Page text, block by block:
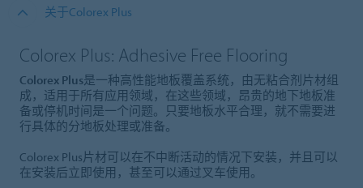
关于Colorex Plus
Colorex Plus: Adhesive Free Flooring
Colorex Plus是一种高性能地板覆盖系统，由无粘合剂片材组
成，适用于所有应用领域，在这些领域，昂贵的地下地板准
备或停机时间是一个问题。只要地板水平合理，就不需要进
行具体的分地板处理或准备。
Colorex Plus片材可以在不中断活动的情况下安装，并且可以
在安装后立即使用，甚至可以通过叉车使用。